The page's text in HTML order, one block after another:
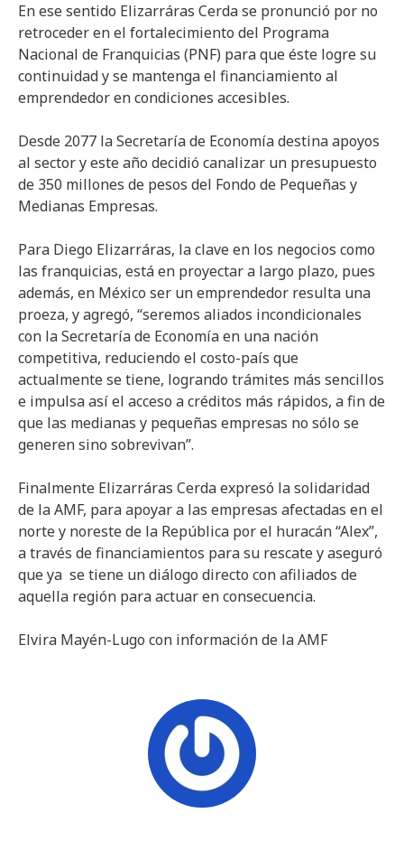
En ese sentido Elizarráras Cerda se pronunció por no
retroceder en el fortalecimiento del Programa
Nacional de Franquicias (PNF) para que éste logre su
continuidad y se mantenga el financiamiento al
emprendedor en condiciones accesibles.
Desde 2077 la Secretaría de Economía destina apoyos
al sector y este año decidió canalizar un presupuesto
de 350 millones de pesos del Fondo de Pequeñas y
Medianas Empresas.
Para Diego Elizarráras, la clave en los negocios como
las franquicias, está en proyectar a largo plazo, pues
además, en México ser un emprendedor resulta una
proeza, y agregó, “seremos aliados incondicionales
con la Secretaría de Economía en una nación
competitiva, reduciendo el costo-país que
actualmente se tiene, logrando trámites más sencillos
e impulsa así el acceso a créditos más rápidos, a fin de
que las medianas y pequeñas empresas no sólo se
generen sino sobrevivan”.
Finalmente Elizarráras Cerda expresó la solidaridad
de la AMF, para apoyar a las empresas afectadas en el
norte y noreste de la República por el huracán “Alex”,
a través de financiamientos para su rescate y aseguró
que ya se tiene un diálogo directo con afiliados de
aquella región para actuar en consecuencia.
Elvira Mayén-Lugo con información de la AMF